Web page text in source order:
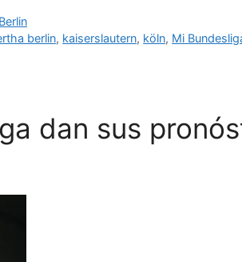
berlin, kaiserslautern, köln, Mi
dan sus